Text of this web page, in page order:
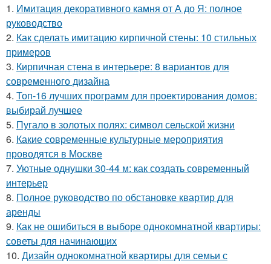
1. Имитация декоративного камня от А до Я: полное
руководство
2. Как сделать имитацию кирпичной стены: 10 стильных
примеров
3. Кирпичная стена в интерьере: 8 вариантов для
современного дизайна
4. Топ-16 лучших программ для проектирования домов:
выбирай лучшее
5. Пугало в золотых полях: символ сельской жизни
6. Какие современные культурные мероприятия
проводятся в Москве
7. Уютные однушки 30-44 м: как создать современный
интерьер
8. Полное руководство по обстановке квартир для
аренды
9. Как не ошибиться в выборе однокомнатной квартиры:
советы для начинающих
10. Дизайн однокомнатной квартиры для семьи с